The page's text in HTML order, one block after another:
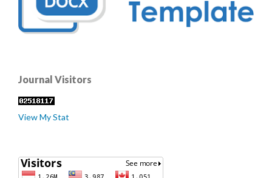
Journal Visitors
View My Stat